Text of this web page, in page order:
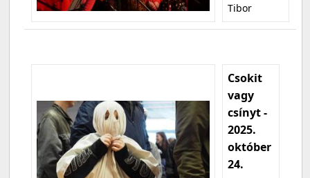
Tibor
Csokit
vagy
csínyt -
2025.
október
24.